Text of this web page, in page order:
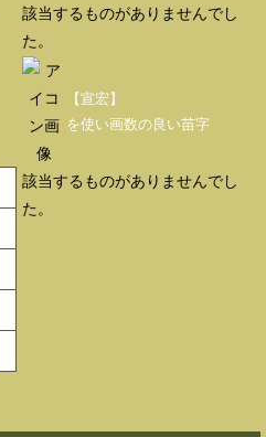
該当するものがありませんでし
た。
【宣宏】
を使い画数の良い苗字
該当するものがありませんでし
た。